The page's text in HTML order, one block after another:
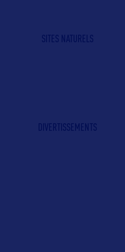
SITES NATURELS
DIVERTISSEMENTS